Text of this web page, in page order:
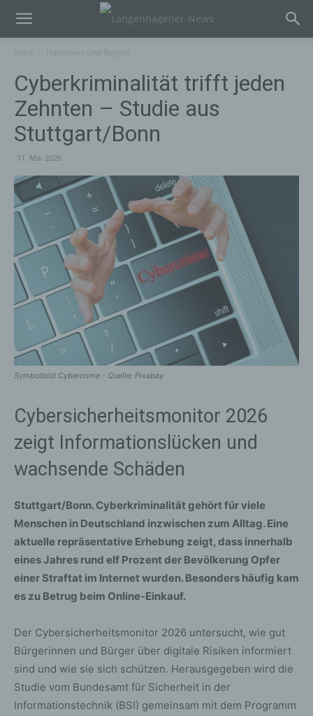
Cyberkriminalität trifft jeden
Zehnten – Studie aus
Stuttgart/Bonn
11. Mai 2026
Symbolbild Cybercrime - Quelle: Pixabay
Cybersicherheitsmonitor 2026
zeigt Informationslücken und
wachsende Schäden
Stuttgart/Bonn. Cyberkriminalität gehört für viele
Menschen in Deutschland inzwischen zum Alltag. Eine
aktuelle repräsentative Erhebung zeigt, dass innerhalb
eines Jahres rund elf Prozent der Bevölkerung Opfer
einer Straftat im Internet wurden. Besonders häufig kam
es zu Betrug beim Online-Einkauf.
Der Cybersicherheitsmonitor 2026 untersucht, wie gut
Bürgerinnen und Bürger über digitale Risiken informiert
sind und wie sie sich schützen. Herausgegeben wird die
Studie vom Bundesamt für Sicherheit in der
Informationstechnik (BSI) gemeinsam mit dem Programm